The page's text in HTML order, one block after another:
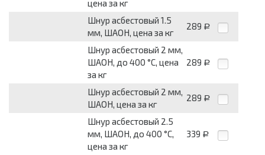
цена за кг
Шнур асбестовый 1.5
мм, ШАОН, цена за кг
289 Р
Шнур асбестовый 2 мм,
ШАОН, до 400 °С, цена
за кг
289 Р
Шнур асбестовый 2 мм,
ШАОН, цена за кг
289 Р
Шнур асбестовый 2.5
мм, ШАОН, до 400 °С,
цена за кг
339 Р